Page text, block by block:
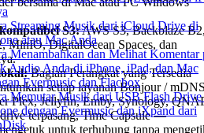
Streaming Musik dari iCloud Drive di
atau Mac Anda
Menambahkan dan Melihat Komentar
Audio Anda di iPhone, iPad, dan Mac
Evermusic dan Flacbox
Memutar Musik dari USB Flash
dengan Evermusic dan iXpand dari
S3:AWS S3, Backblaze
MinIO, DigitalOcean Spaces, dan
Bagian Perangkat yang Tersedia
setiap layanan Bonjour /
Plex, Jellyfin, Emby, Synology,
terpasang, Time Capsule —
untuk terhubung tanpa